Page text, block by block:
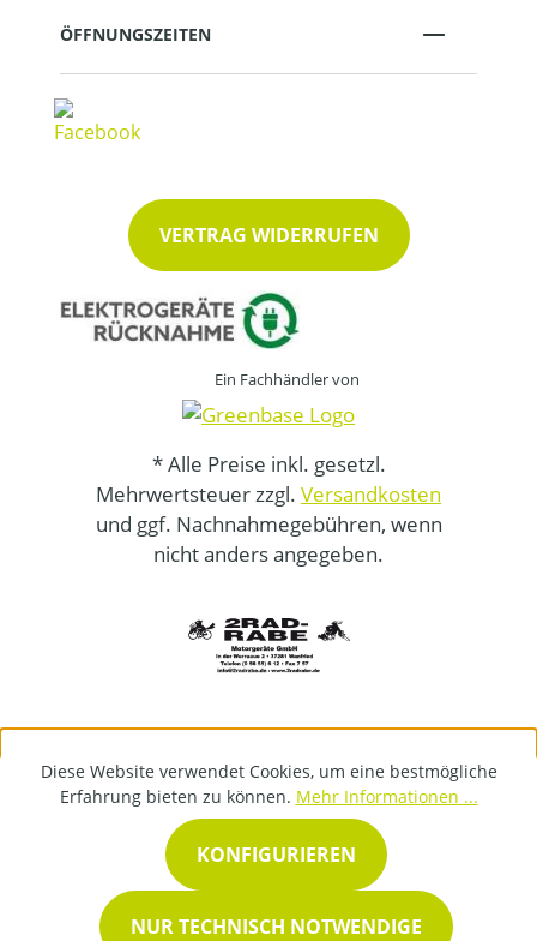
ÖFFNUNGSZEITEN
VERTRAG WIDERRUFEN
Ein Fachhändler von
* Alle Preise inkl. gesetzl.
Mehrwertsteuer zzgl. Versandkosten
und ggf. Nachnahmegebühren, wenn
nicht anders angegeben.
Diese Website verwendet Cookies, um eine bestmögliche
Erfahrung bieten zu können. Mehr Informationen ...
NUR TECHNISCH NOTWENDIGE
KONFIGURIEREN